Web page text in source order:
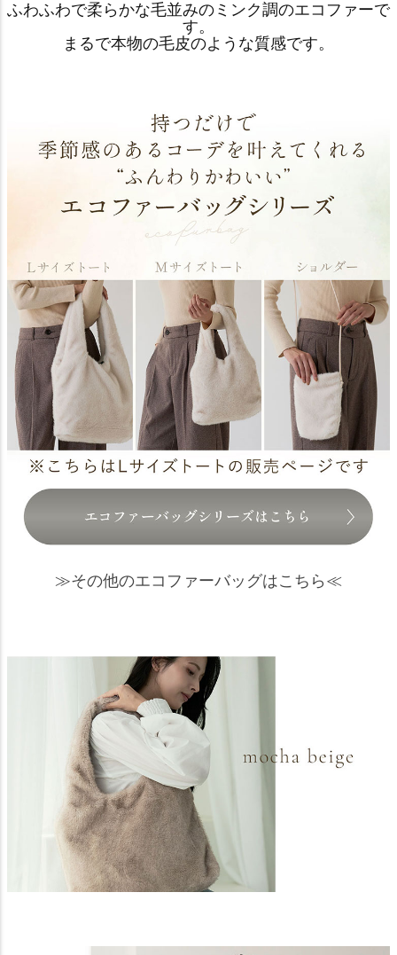
ふわふわで柔らかな毛並みのミンク調のエコファーで
す。
まるで本物の毛皮のような質感です。
≫その他のエコファーバッグはこちら≪